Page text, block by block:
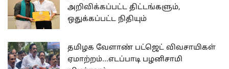
அறிவிக்கப்பட்ட திட்டங்களும்,
ஒதுக்கப்பட்ட நிதியும்
தமிழக வேளாண் பட்ஜெட் விவசாயிகள்
ஏமாற்றம்...எடப்பாடி பழனிசாமி